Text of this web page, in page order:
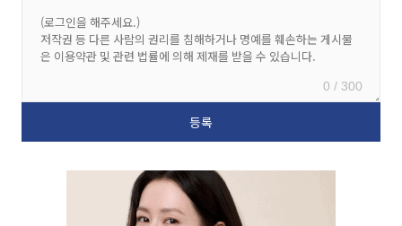
0 / 300